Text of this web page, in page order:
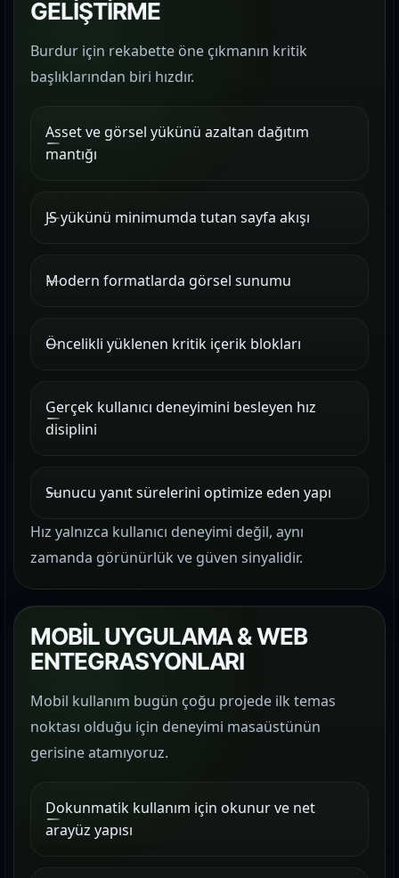
GELİŞTİRME
Burdur için rekabette öne çıkmanın kritik
başlıklarından biri hızdır.
Asset ve görsel yükünü azaltan dağıtım
mantığı
JS yükünü minimumda tutan sayfa akışı
Modern formatlarda görsel sunumu
Öncelikli yüklenen kritik içerik blokları
Gerçek kullanıcı deneyimini besleyen hız
disiplini
Sunucu yanıt sürelerini optimize eden yapı
Hız yalnızca kullanıcı deneyimi değil, aynı
zamanda görünürlük ve güven sinyalidir.
MOBİL UYGULAMA & WEB
ENTEGRASYONLARI
Mobil kullanım bugün çoğu projede ilk temas
noktası olduğu için deneyimi masaüstünün
gerisine atamıyoruz.
Dokunmatik kullanım için okunur ve net
arayüz yapısı